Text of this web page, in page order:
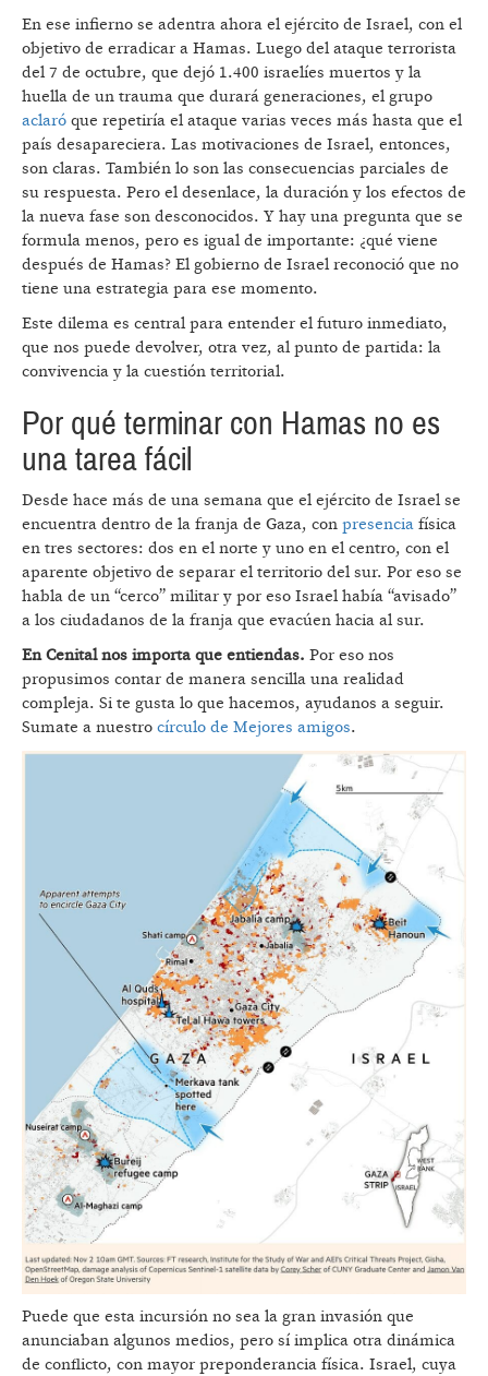
En ese infierno se adentra ahora el ejército de Israel, con el
objetivo de erradicar a Hamas. Luego del ataque terrorista
del 7 de octubre, que dejó 1.400 israelíes muertos y la
huella de un trauma que durará generaciones, el grupo
aclaró que repetiría el ataque varias veces más hasta que el
país desapareciera. Las motivaciones de Israel, entonces,
son claras. También lo son las consecuencias parciales de
su respuesta. Pero el desenlace, la duración y los efectos de
la nueva fase son desconocidos. Y hay una pregunta que se
formula menos, pero es igual de importante: ¿qué viene
después de Hamas? El gobierno de Israel reconoció que no
tiene una estrategia para ese momento.
Este dilema es central para entender el futuro inmediato,
que nos puede devolver, otra vez, al punto de partida: la
convivencia y la cuestión territorial.
Por qué terminar con Hamas no es
una tarea fácil
Desde hace más de una semana que el ejército de Israel se
encuentra dentro de la franja de Gaza, con presencia física
en tres sectores: dos en el norte y uno en el centro, con el
aparente objetivo de separar el territorio del sur. Por eso se
habla de un “cerco” militar y por eso Israel había “avisado”
a los ciudadanos de la franja que evacúen hacia al sur.
En Cenital nos importa que entiendas. Por eso nos
propusimos contar de manera sencilla una realidad
compleja. Si te gusta lo que hacemos, ayudanos a seguir.
Sumate a nuestro círculo de Mejores amigos.
Puede que esta incursión no sea la gran invasión que
anunciaban algunos medios, pero sí implica otra dinámica
de conflicto, con mayor preponderancia física. Israel, cuya